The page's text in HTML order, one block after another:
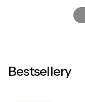
Bestsellery